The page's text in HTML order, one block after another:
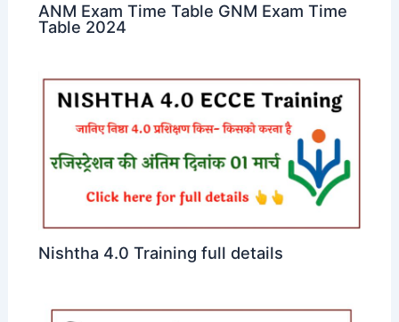
ANM Exam Time Table GNM Exam Time
Table 2024
Nishtha 4.0 Training full details